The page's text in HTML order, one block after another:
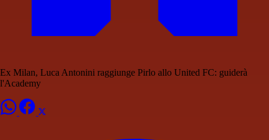
Ex Milan, Luca Antonini raggiunge Pirlo allo United FC: guiderà
l'Academy